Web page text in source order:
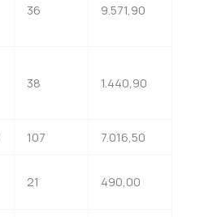
36 9.571,90
38 1.440,90
107 7.016,50
21 490,00